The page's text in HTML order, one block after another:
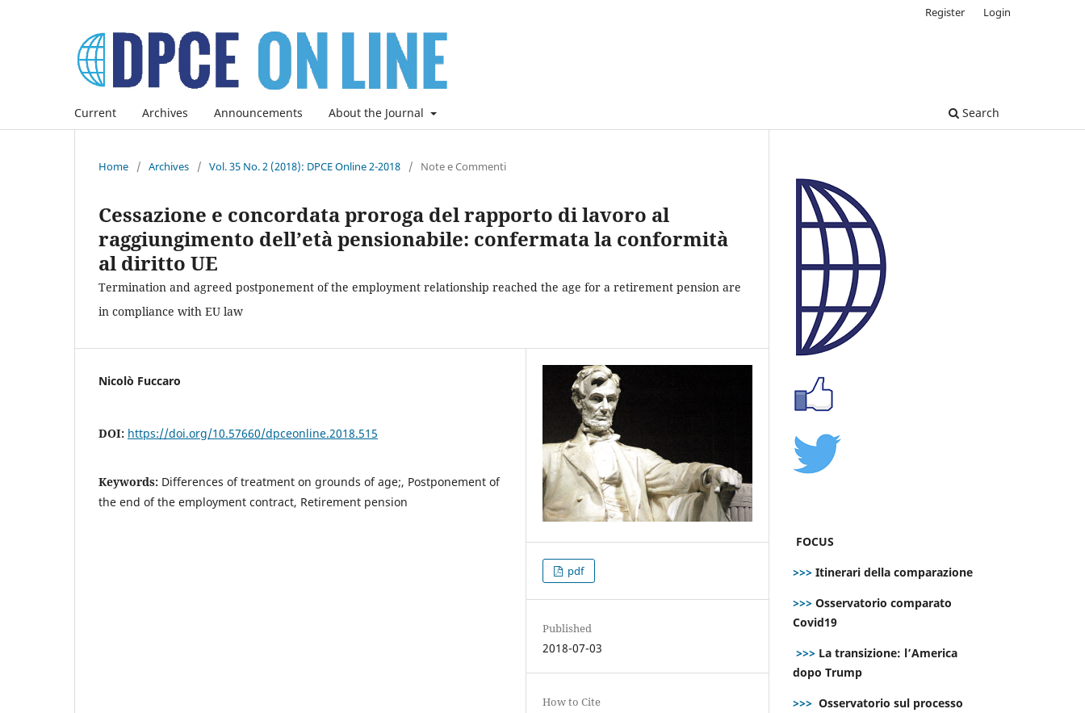
Current Archives Announcements About the Journal Search
Register Login
Home / Archives / Vol. 35 No. 2 (2018): DPCE Online 2-2018 / Note e Commenti
Cessazione e concordata proroga del rapporto di lavoro al
raggiungimento dell’età pensionabile: confermata la conformità
al diritto UE
Termination and agreed postponement of the employment relationship reached the age for a retirement pension are
in compliance with EU law
Nicolò Fuccaro
DOI: https://doi.org/10.57660/dpceonline.2018.515
Keywords: Differences of treatment on grounds of age;, Postponement of
the end of the employment contract, Retirement pension
pdf
Published
2018-07-03
How to Cite
FOCUS
>>> Itinerari della comparazione
>>> Osservatorio comparato
Covid19
>>> La transizione: l’America
dopo Trump
>>> Osservatorio sul processo